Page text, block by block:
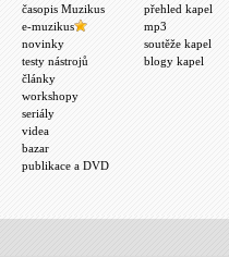
časopis Muzikus
e-muzikus
novinky
testy nástrojů
články
workshopy
seriály
videa
bazar
publikace a DVD
přehled kapel
mp3
soutěže kapel
blogy kapel